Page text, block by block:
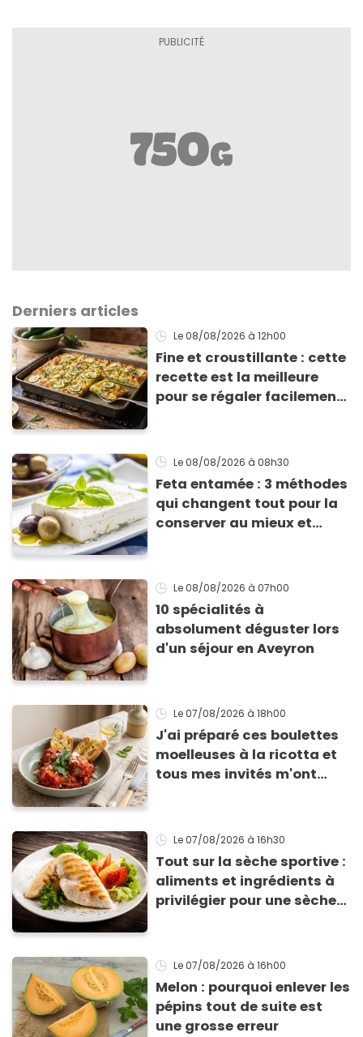
Derniers articles
Le 08/08/2026 à 12h00
Fine et croustillante : cette
recette est la meilleure
pour se régaler facilement
Le 08/08/2026 à 08h30
Feta entamée : 3 méthodes
qui changent tout pour la
conserver au mieux et
Le 08/08/2026 à 07h00
10 spécialités à
absolument déguster lors
d'un séjour en Aveyron
Le 07/08/2026 à 18h00
J'ai préparé ces boulettes
moelleuses à la ricotta et
tous mes invités m'ont
Le 07/08/2026 à 16h30
Tout sur la sèche sportive :
aliments et ingrédients à
privilégier pour une sèche
Le 07/08/2026 à 16h00
Melon : pourquoi enlever les
pépins tout de suite est
une grosse erreur